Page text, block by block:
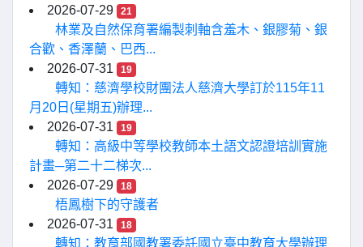
2026-07-29
21
林業及自然保育署編製刺軸含羞木、銀膠菊、銀
合歡、香澤蘭、巴西...
2026-07-31
19
轉知：慈濟學校財團法人慈濟大學訂於115年11
月20日(星期五)辦理...
2026-07-31
19
轉知：高級中等學校教師本土語文認證培訓實施
計畫─第二十二梯次...
2026-07-29
18
梧鳳樹下的守護者
2026-07-31
18
轉知：教育部國教署委託國立臺中教育大學辦理